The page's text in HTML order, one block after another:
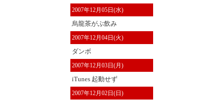
2007年12月05日(水)
烏龍茶がぶ飲み
2007年12月04日(火)
ダンボ
2007年12月03日(月)
iTunes 起動せず
2007年12月02日(日)